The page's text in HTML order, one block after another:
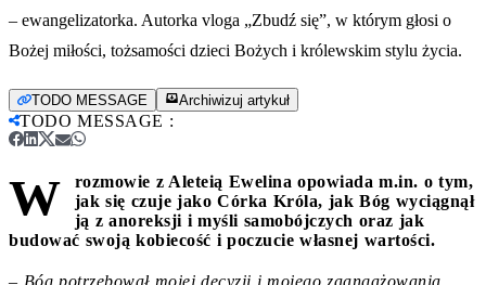
– ewangelizatorka. Autorka vloga „Zbudź się”, w którym głosi o
Bożej miłości, tożsamości dzieci Bożych i królewskim stylu życia.
TODO MESSAGE Archiwizuj artykuł
TODO MESSAGE :
W
rozmowie z Aleteią Ewelina opowiada m.in. o tym,
jak się czuje jako Córka Króla, jak Bóg wyciągnął
ją z anoreksji i myśli samobójczych oraz jak
budować swoją kobiecość i poczucie własnej wartości.
– Bóg potrzebował mojej decyzji i mojego zaangażowania,